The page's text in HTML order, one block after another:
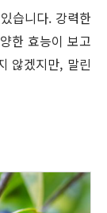
습니다. 강력한
한 효능이 보고
않겠지만, 말린